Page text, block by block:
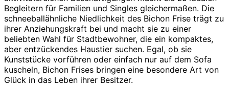
Begleitern für Familien und Singles gleichermaßen. Die
schneeballähnliche Niedlichkeit des Bichon Frise trägt zu
ihrer Anziehungskraft bei und macht sie zu einer
beliebten Wahl für Stadtbewohner, die ein kompaktes,
aber entzückendes Haustier suchen. Egal, ob sie
Kunststücke vorführen oder einfach nur auf dem Sofa
kuscheln, Bichon Frises bringen eine besondere Art von
Glück in das Leben ihrer Besitzer.